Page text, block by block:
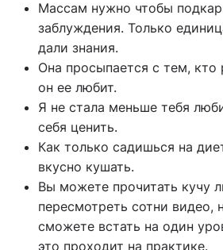
Массам нужно чтобы
заблуждения. Только
дали знания.
Она просыпается с тем, кто
он ее любит.
Я не стала меньше тебя
себя ценить.
Как только садишься на
вкусно кушать.
Вы можете прочитать кучу
пересмотреть сотни видео,
сможете встать на один
это проходит на практике.